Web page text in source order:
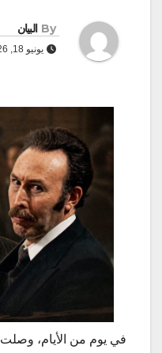
By البيان
يونيو 18, 2026
في يوم من الأيام،